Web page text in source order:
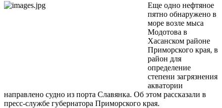
Еще одно нефтяное
пятно обнаружено в
море возле мыса
Модотова в
Хасанском районе
Приморского края, в
район для
определение
степени загрязнения
акватории
направлено судно из порта Славянка. Об этом рассказали в
пресс-службе губернатора Приморского края.